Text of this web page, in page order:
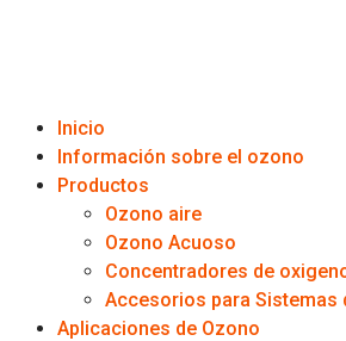
Inicio
Información sobre el ozono
Productos
Ozono aire
Ozono Acuoso
Concentradores de
Accesorios para Sistemas
Aplicaciones de Ozono